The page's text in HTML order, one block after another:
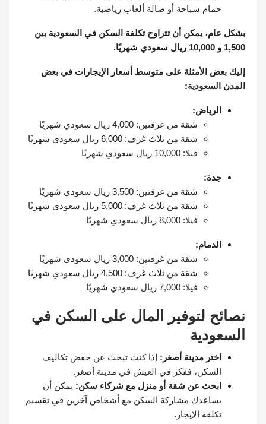
حمام سباحة أو صالة ألعاب رياضية.
بشكل عام، يمكن أن تتراوح تكلفة السكن في السعودية بين
1,500 و 10,000 ريال سعودي شهريًا.
إليك بعض الأمثلة على متوسط ​​أسعار الإيجارات في بعض
المدن السعودية:
الرياض:
شقة من غرفتين: 4,000 ريال سعودي شهريًا
شقة من ثلاث غرف: 6,000 ريال سعودي شهريًا
فيلا: 10,000 ريال سعودي شهريًا
جدة:
شقة من غرفتين: 3,500 ريال سعودي شهريًا
شقة من ثلاث غرف: 5,000 ريال سعودي شهريًا
فيلا: 8,000 ريال سعودي شهريًا
الدمام:
شقة من غرفتين: 3,000 ريال سعودي شهريًا
شقة من ثلاث غرف: 4,500 ريال سعودي شهريًا
فيلا: 7,000 ريال سعودي شهريًا
نصائح لتوفير المال على السكن في
السعودية
اختر مدينة أصغر: إذا كنت تبحث عن خفض تكاليف
السكن، ففكر في العيش في مدينة أصغر.
ابحث عن شقة أو منزل مع شركاء سكن: يمكن أن
يساعدك مشاركة السكن مع أشخاص آخرين في تقسيم
تكلفة الإيجار.